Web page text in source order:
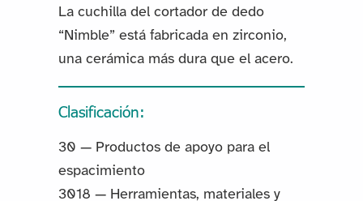
La cuchilla del cortador de dedo
“Nimble” está fabricada en zirconio,
una cerámica más dura que el acero.
Clasificación:
30 — Productos de apoyo para el
espacimiento
3018 — Herramientas, materiales y